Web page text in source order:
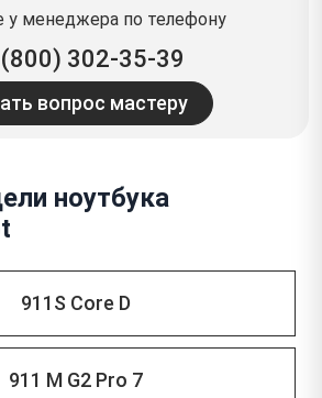
у менеджера по телефону
302-35-39
вопрос мастеру
ноутбука
911S Core D
911 M G2 Pro 7